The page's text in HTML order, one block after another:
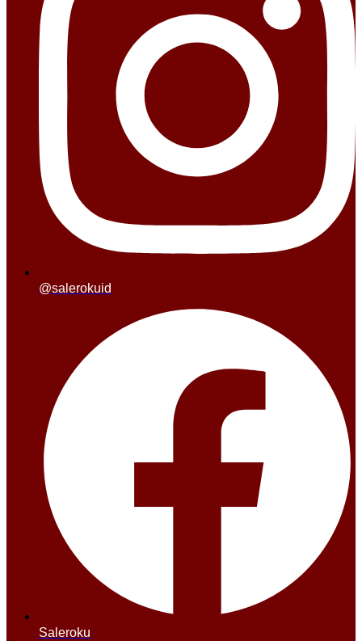
@salerokuid
Saleroku